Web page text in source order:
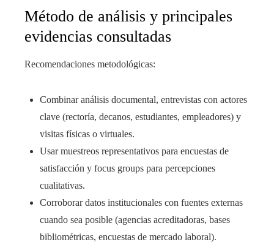
Método de análisis y principales
evidencias consultadas
Recomendaciones metodológicas:
Combinar análisis documental, entrevistas con actores
clave (rectoría, decanos, estudiantes, empleadores) y
visitas físicas o virtuales.
Usar muestreos representativos para encuestas de
satisfacción y focus groups para percepciones
cualitativas.
Corroborar datos institucionales con fuentes externas
cuando sea posible (agencias acreditadoras, bases
bibliométricas, encuestas de mercado laboral).